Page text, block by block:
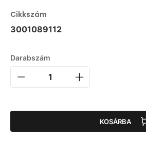
Cikkszám
3001089112
Darabszám
KOSÁRBA